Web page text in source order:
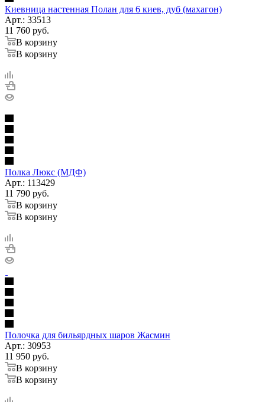
Киевница настенная Полан для 6 киев, дуб (махагон)
Арт.: 33513
11 760 руб.
В корзину
В корзину
Полка Люкс (МДФ)
Арт.: 113429
11 790 руб.
В корзину
В корзину
Полочка для бильярдных шаров Жасмин
Арт.: 30953
11 950 руб.
В корзину
В корзину